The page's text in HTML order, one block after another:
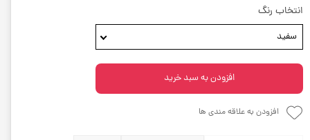
انتخاب رنگ
سفید
افزودن به سبد خرید
افزودن به علاقه مندی ها